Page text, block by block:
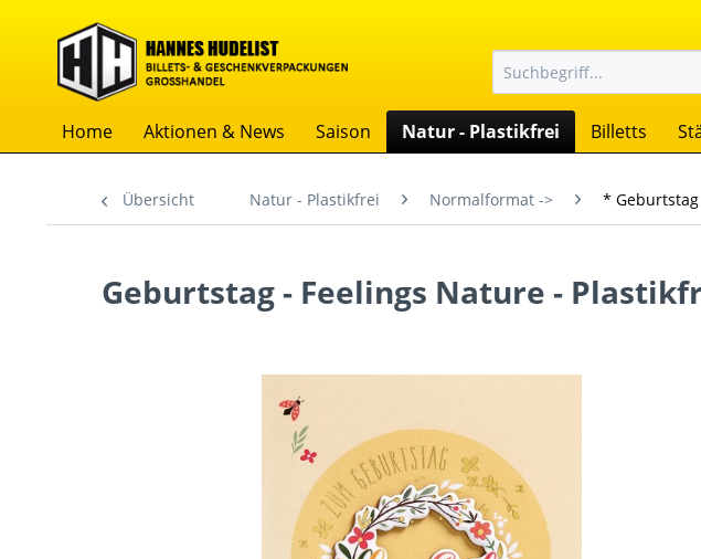
Home Aktionen & News Saison Natur - Plastikfrei Billetts
Übersicht Natur - Plastikfrei Normalformat -> * Geburtstag
Geburtstag - Feelings Nature -